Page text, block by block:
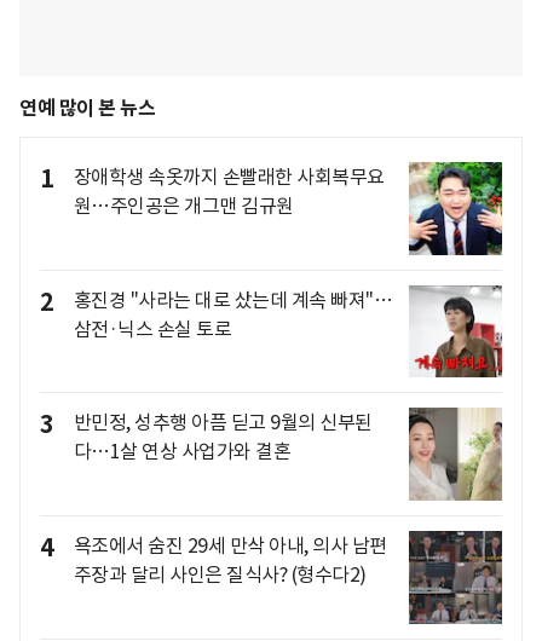
연예 많이 본 뉴스
1
장애학생 속옷까지 손빨래한 사회복무요
원…주인공은 개그맨 김규원
2
홍진경 "사라는 대로 샀는데 계속 빠져"…
삼전·닉스 손실 토로
3
반민정, 성추행 아픔 딛고 9월의 신부된
다…1살 연상 사업가와 결혼
4
욕조에서 숨진 29세 만삭 아내, 의사 남편
주장과 달리 사인은 질식사? (형수다2)